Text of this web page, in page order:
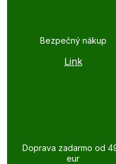
Bezpečný nákup
Link
Doprava zadarmo od
eur